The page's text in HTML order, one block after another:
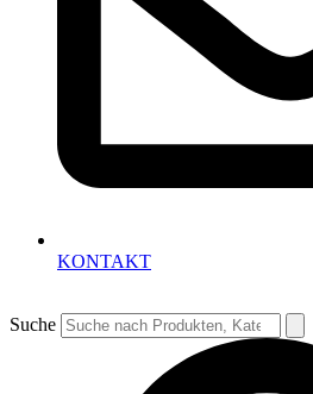
KONTAKT
Suche